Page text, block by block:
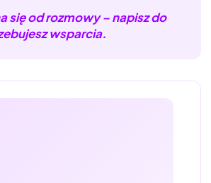
się od rozmowy – napisz do
wsparcia.